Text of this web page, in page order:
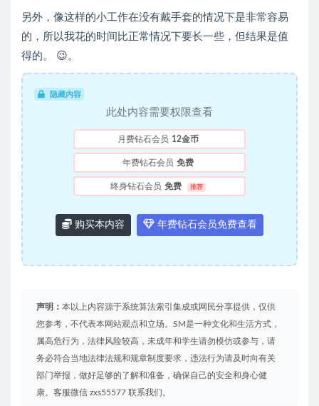
另外，像这样的小工作在没有戴手套的情况下是非常容易
的，所以我花的时间比正常情况下要长一些，但结果是值
得的。 😉。
隐藏内容
此处内容需要权限查看
月费钻石会员 12金币
年费钻石会员 免费
终身钻石会员 免费 推荐
购买本内容 年费钻石会员免费查看
声明： 本以上内容源于系统算法索引集成或网民分享提供，仅供
您参考，不代表本网站观点和立场。SM是一种文化和生活方式，
属高危行为，法律风险较高，未成年和学生请勿模仿或参与，请
务必符合当地法律法规和规章制度要求，违法行为请及时向有关
部门举报，做好足够的了解和准备，确保自己的安全和身心健
康。客服微信 zxs55577 联系我们。